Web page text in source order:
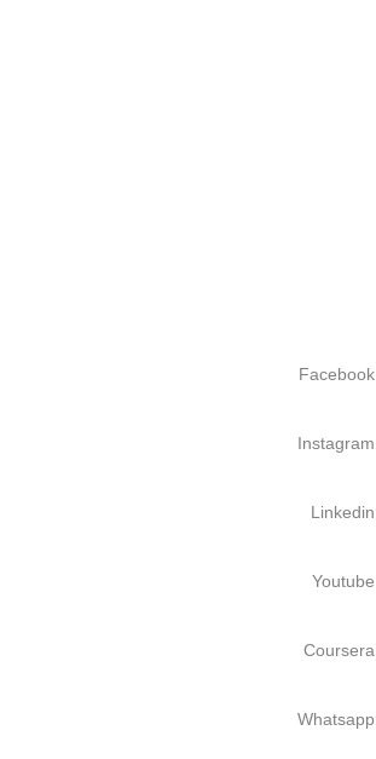
Facebook
Instagram
Linkedin
Youtube
Coursera
Whatsapp